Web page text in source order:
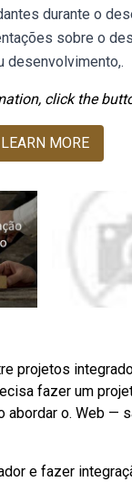
durante o
sobre o
desenvolvimento,.
click the
LEARN MORE
projetos
fazer um
o. Web —
e fazer